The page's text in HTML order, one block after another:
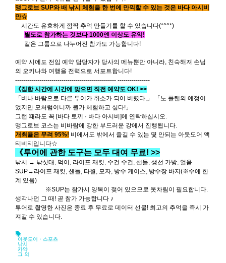
맹그로브 SUP와 배 낚시 체험을 한 번에 만끽할 수 있는 것은 바다 아시비
만☆
시간도 유효하게 깜짝 추억 만들기를 할 수 있습니다(*^^*)
별도로 참가하는 것보다 1000엔 이상도 유익!
같은 그룹으로 나누어진 참가도 가능합니다!
예약 시에도 전임 예약 담당자가 당사의 메뉴뿐만 아니라, 친숙해져 손님
의 오키나와 여행을 전력으로 서포트합니다!
-------------------------------------------------- ----------------
《집합 시간에 시간에 맞으면 직전 예약도 OK! >>
「비나 바람으로 다른 투어가 취소가 되어 버렸다,」 「노 플랜의 예정이
었지만 모처럼이니까 뭔가 체험하고 싶다!」
그런 때라도 꼭 [바다 토끼 · 바다 아시비]에 연락하십시오.
맹그로브 코스는 비바람에 강한 부드러운 강에서 진행됩니다.
개최율은 무려 95%! 비에서도 밖에서 즐길 수 있는 몇 안되는 아웃도어 액
티비티입니다☆
《투어에 관한 도구는 모두 대여 무료! >>
낚시 → 낚싯대, 먹이, 라이프 재킷, 수건 수건, 샌들, 생선 가방, 얼음
SUP→라이프 재킷, 샌들, 타월, 모자, 방수 케이스, 방수장 바지(※수에 한
계 있음)
※SUP는 참가시 양복이 젖어 있으므로 옷차림이 필요합니다.
생각나던 그 때! 곧 참가 가능합니다 ♪
투어로 촬영한 사진은 종료 후 무료로 데이터 선물! 최고의 추억을 즉시 가
져갈 수 있습니다.
아웃도어・스포츠
낚시
카약
그 외